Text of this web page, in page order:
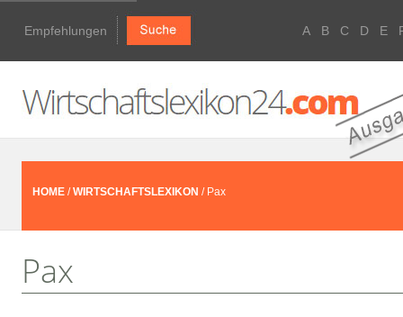
Empfehlungen A B C D E
HOME /WIRTSCHAFTSLEXIKON / Pax
Pax